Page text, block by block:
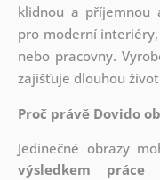
klidnou a příjemnou
pro moderní
nebo pracovny.
zajišťuje dlouhou
Proč právě Dovido
Jedinečné obrazy
výsledkem práce